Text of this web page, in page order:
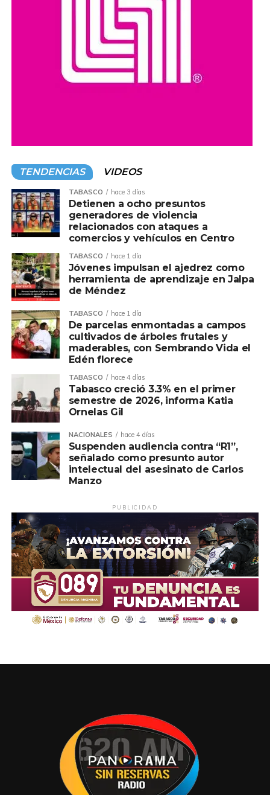
TENDENCIAS VIDEOS
TABASCO hace 3 días
Detienen a ocho presuntos
generadores de violencia
relacionados con ataques a
comercios y vehículos en Centro
TABASCO hace 1 día
Jóvenes impulsan el ajedrez como
herramienta de aprendizaje en Jalpa
de Méndez
TABASCO hace 1 día
De parcelas enmontadas a campos
cultivados de árboles frutales y
maderables, con Sembrando Vida el
Edén florece
TABASCO hace 4 días
Tabasco creció 3.3% en el primer
semestre de 2026, informa Katia
Ornelas Gil
NACIONALES hace 4 días
Suspenden audiencia contra “R1”,
señalado como presunto autor
intelectual del asesinato de Carlos
Manzo
PUBLICIDAD